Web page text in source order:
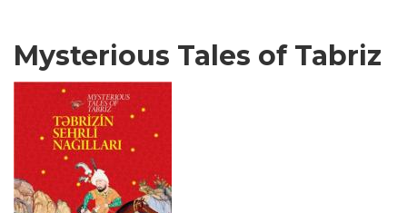
Mysterious Tales of Tabriz